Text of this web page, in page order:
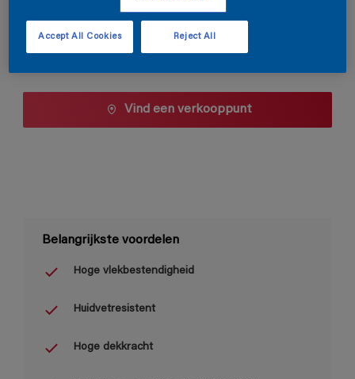
Aantal Verfcalculator
Bereken
Vind een verkooppunt
Belangrijkste voordelen
Hoge vlekbestendigheid
Huidvetresistent
Hoge dekkracht
Reject All
Accept All Cookies